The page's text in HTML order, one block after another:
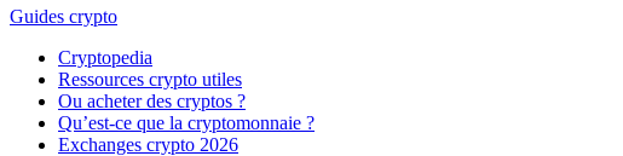
Guides crypto
Cryptopedia
Ressources crypto utiles
Ou acheter des cryptos ?
Qu’est-ce que la cryptomonnaie ?
Exchanges crypto 2026